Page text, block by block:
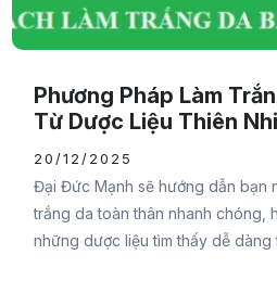
Phương Pháp Làm
Từ Dược Liệu Thiên
HIệu Quả
20/12/2025
Đại Đức Mạnh sẽ hướng dẫn bạn
trắng da toàn thân nhanh chóng,
những dược liệu tìm thấy dễ